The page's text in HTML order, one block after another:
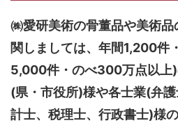
㈱愛研美術の骨董品や美術
関しましては、 年間1,200件
5,000件・のべ300万点以上)
(県・市役所)様や各士業(弁
計士、税理士、行政書士)様